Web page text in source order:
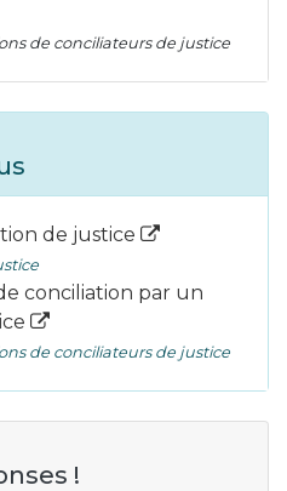
de conciliateurs de justice
de justice
conciliation par un
de conciliateurs de justice
!